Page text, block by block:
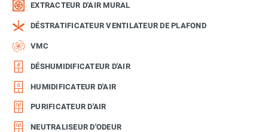
EXTRACTEUR D'AIR MURAL
DÉSTRATIFICATEUR VENTILATEUR DE PLAFOND
VMC
DÉSHUMIDIFICATEUR D'AIR
HUMIDIFICATEUR D'AIR
PURIFICATEUR D'AIR
NEUTRALISEUR D'ODEUR